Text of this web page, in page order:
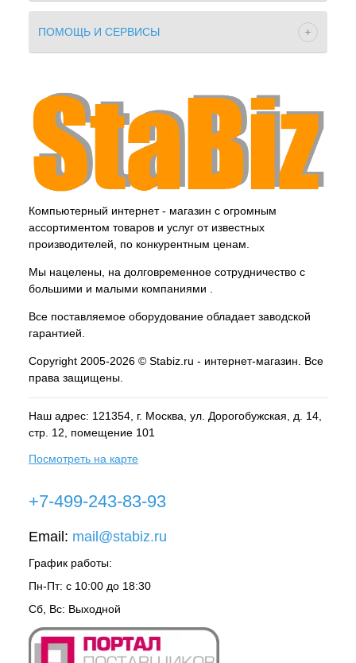
ПОМОЩЬ И СЕРВИСЫ
Компьютерный интернет - магазин с огромным
ассортиментом товаров и услуг от известных
производителей, по конкурентным ценам.
Мы нацелены, на долговременное сотрудничество с
большими и малыми компаниями .
Все поставляемое оборудование обладает заводской
гарантией.
Copyright 2005-2026 © Stabiz.ru - интернет-магазин. Все
права защищены.
Наш адрес: 121354, г. Москва , ул. Дорогобужская, д. 14,
стр. 12, помещение 101
Посмотреть на карте
+7-499-243-83-93
Email: mail@stabiz.ru
График работы:
Пн-Пт: с 10:00 до 18:30
Сб, Вс: Выходной